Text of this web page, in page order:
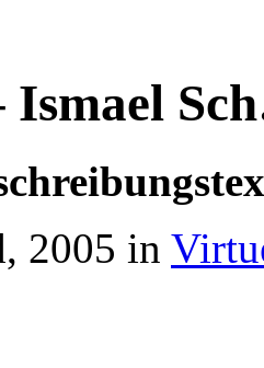
Ismael
2005 in